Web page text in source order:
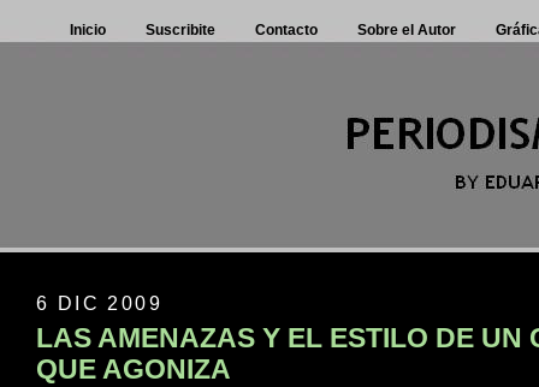
Inicio Suscribite Contacto Sobre el Autor
6 DIC 2009
LAS AMENAZAS Y EL ESTILO DE UN
QUE AGONIZA